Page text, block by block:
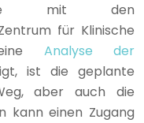
mit den
für Klinische
Analyse der
ist die geplante
aber auch die
kann einen Zugang